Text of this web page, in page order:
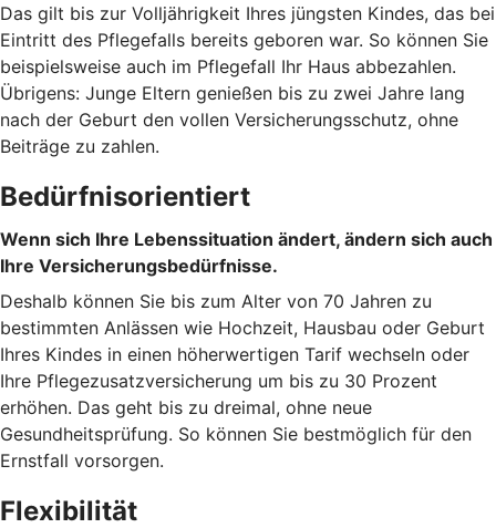
Das gilt bis zur Volljährigkeit Ihres jüngsten Kindes, das bei
Eintritt des Pflegefalls bereits geboren war. So können Sie
beispielsweise auch im Pflegefall Ihr Haus abbezahlen.
Übrigens: Junge Eltern genießen bis zu zwei Jahre lang
nach der Geburt den vollen Versicherungsschutz, ohne
Beiträge zu zahlen.
Bedürfnisorientiert
Wenn sich Ihre Lebenssituation ändert, ändern sich auch
Ihre Versicherungsbedürfnisse.
Deshalb können Sie bis zum Alter von 70 Jahren zu
bestimmten Anlässen wie Hochzeit, Hausbau oder Geburt
Ihres Kindes in einen höherwertigen Tarif wechseln oder
Ihre Pflegezusatzversicherung um bis zu 30 Prozent
erhöhen. Das geht bis zu dreimal, ohne neue
Gesundheitsprüfung. So können Sie bestmöglich für den
Ernstfall vorsorgen.
Flexibilität